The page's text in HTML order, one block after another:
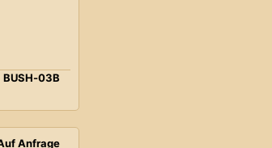
BUSH-03B
Anfrage